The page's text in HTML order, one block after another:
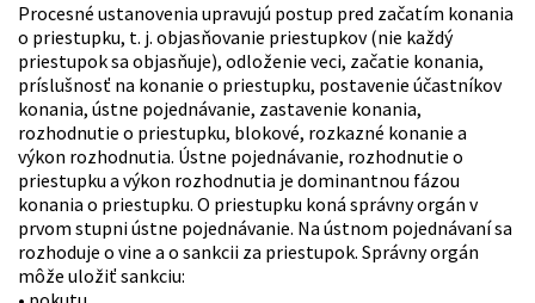
Procesné ustanovenia upravujú postup pred začatím konania
o priestupku, t. j. objasňovanie priestupkov (nie každý
priestupok sa objasňuje), odloženie veci, začatie konania,
príslušnosť na konanie o priestupku, postavenie účastníkov
konania, ústne pojednávanie, zastavenie konania,
rozhodnutie o priestupku, blokové, rozkazné konanie a
výkon rozhodnutia. Ústne pojednávanie, rozhodnutie o
priestupku a výkon rozhodnutia je dominantnou fázou
konania o priestupku. O priestupku koná správny orgán v
prvom stupni ústne pojednávanie. Na ústnom pojednávaní sa
rozhoduje o vine a o sankcii za priestupok. Správny orgán
môže uložiť sankciu: